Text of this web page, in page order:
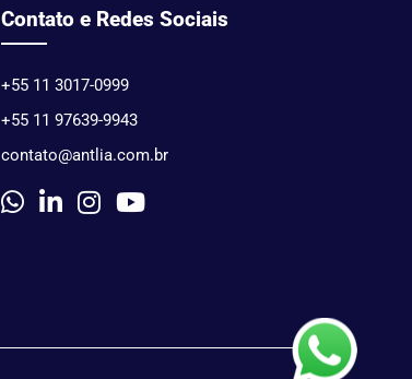
Contato e Redes Sociais
+55 11 3017-0999
+55 11 97639-9943
contato@antlia.com.br